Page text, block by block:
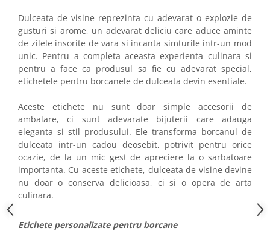
Dulceata de visine reprezinta cu adevarat o explozie de
gusturi si arome, un adevarat deliciu care aduce aminte
de zilele insorite de vara si incanta simturile intr-un mod
unic. Pentru a completa aceasta experienta culinara si
pentru a face ca produsul sa fie cu adevarat special,
etichetele pentru borcanele de dulceata devin esentiale.
Aceste etichete nu sunt doar simple accesorii de
ambalare, ci sunt adevarate bijuterii care adauga
eleganta si stil produsului. Ele transforma borcanul de
dulceata intr-un cadou deosebit, potrivit pentru orice
ocazie, de la un mic gest de apreciere la o sarbatoare
importanta. Cu aceste etichete, dulceata de visine devine
nu doar o conserva delicioasa, ci si o opera de arta
culinara.
Etichete personalizate pentru borcane